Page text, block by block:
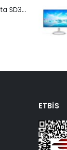
Newland Speedata SD35 (Leo) 2D Android 8.1 Wifi BT
ETBIS